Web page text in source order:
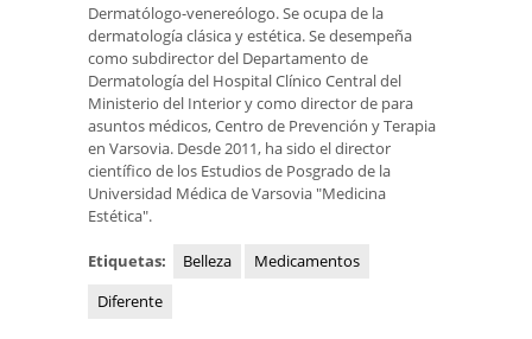
Dermatólogo-venereólogo. Se ocupa de la
dermatología clásica y estética. Se desempeña
como subdirector del Departamento de
Dermatología del Hospital Clínico Central del
Ministerio del Interior y como director de para
asuntos médicos, Centro de Prevención y Terapia
en Varsovia. Desde 2011, ha sido el director
científico de los Estudios de Posgrado de la
Universidad Médica de Varsovia "Medicina
Estética".
Etiquetas: Belleza
Medicamentos
Diferente